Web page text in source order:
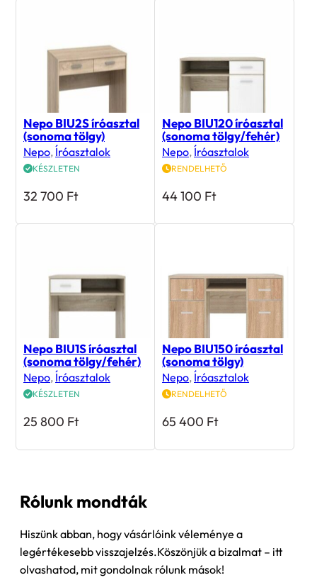
Nepo BIU2S íróasztal
(sonoma tölgy)
Nepo, Íróasztalok
KÉSZLETEN
32 700 Ft
Nepo BIU120 íróasztal
(sonoma tölgy/fehér)
Nepo, Íróasztalok
RENDELHETŐ
44 100 Ft
Nepo BIU1S íróasztal
(sonoma tölgy/fehér)
Nepo, Íróasztalok
KÉSZLETEN
25 800 Ft
Nepo BIU150 íróasztal
(sonoma tölgy)
Nepo, Íróasztalok
RENDELHETŐ
65 400 Ft
Rólunk mondták
Hiszünk abban, hogy vásárlóink véleménye a
legértékesebb visszajelzés.Köszönjük a bizalmat – itt
olvashatod, mit gondolnak rólunk mások!